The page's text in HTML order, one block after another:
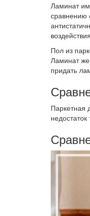
Ламинат
сравнению
Пол из
Ламинат
придать
Паркетная